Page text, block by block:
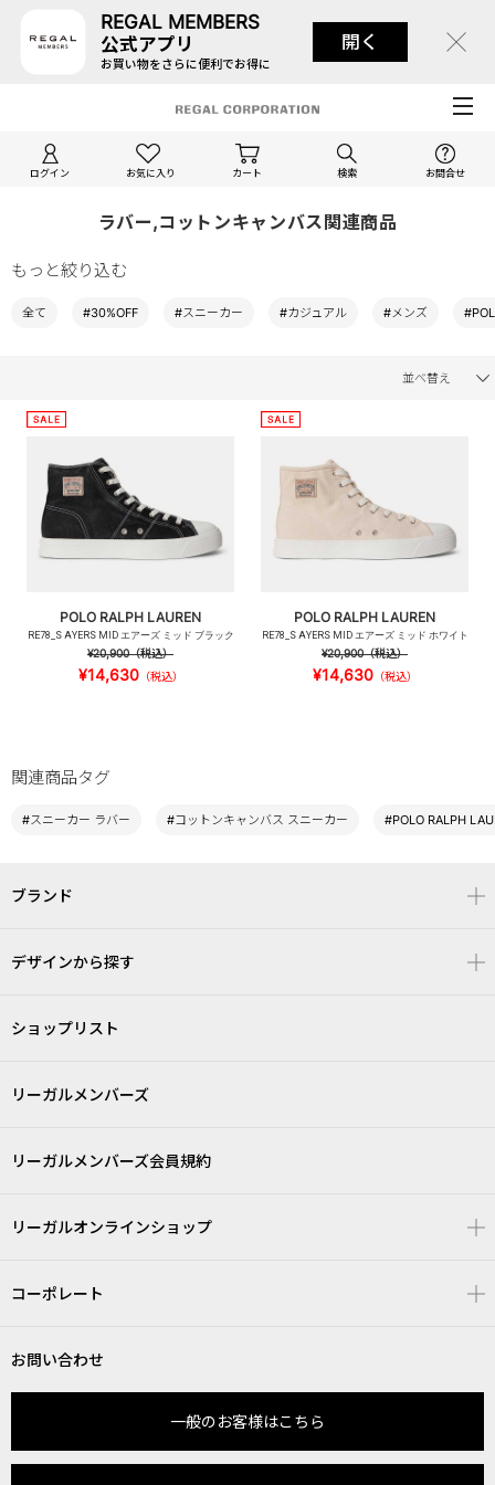
REGAL MEMBERS
公式アプリ
お買い物をさらに便利でお得に
開く
ログイン お気に入り カート 検索 お問合せ
ラバー,コットンキャンバス関連商品
もっと絞り込む
全て #30%OFF #スニーカー #カジュアル #メンズ
並べ替え
POLO RALPH LAUREN
RE78_S AYERS MID エアーズ ミッド ブラック
¥20,900（税込）
¥14,630（税込）
POLO RALPH LAUREN
RE78_S AYERS MID エアーズ ミッド ホワイト
¥20,900（税込）
¥14,630（税込）
関連商品タグ
#スニーカー ラバー #コットンキャンバス スニーカー #POLO RALPH
ブランド
デザインから探す
ショップリスト
リーガルメンバーズ
リーガルメンバーズ会員規約
リーガルオンラインショップ
コーポレート
お問い合わせ
一般のお客様はこちら